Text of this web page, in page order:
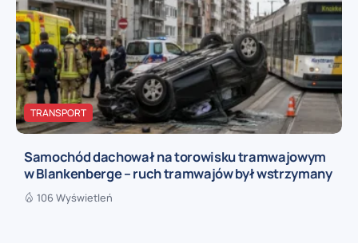
TRANSPORT
Samochód dachował na torowisku tramwajowym
w Blankenberge – ruch tramwajów był wstrzymany
106 Wyświetleń